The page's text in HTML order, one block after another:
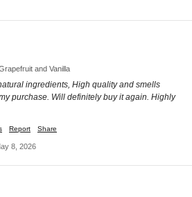
and Vanilla
ingredients, High quality and smells
purchase. Will definitely buy it again. Highly
Report Share
8, 2026